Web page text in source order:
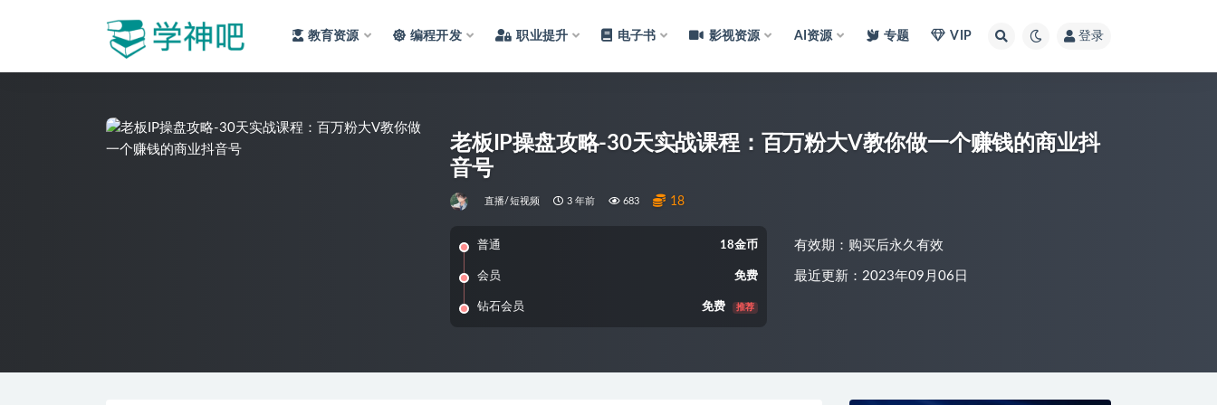
教育资源 编程开发 职业提升 电子书 影视资源 AI资源 专题 VIP 登录
老板IP操盘攻略-30天实战课程：百万粉大V教你做一个赚钱的商业抖
音号
直播/短视频 3 年前 683 18
普通 18金币
会员 免费
钻石会员 免费 推荐
有效期：购买后永久有效
最近更新：2023年09月06日